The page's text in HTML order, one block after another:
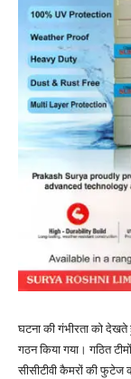
घटना की गंभीरता को देखते
गठन किया गया। गठित
सीसीटीवी कैमरों की फुटेज